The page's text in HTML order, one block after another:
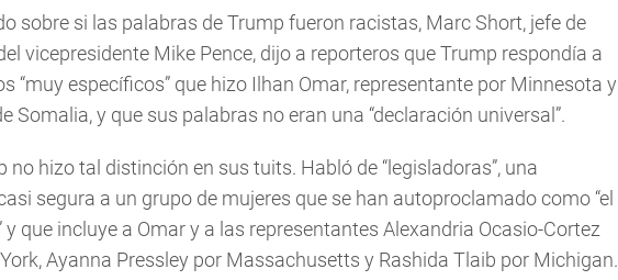
sobre si las palabras de Trump fueron racistas, Marc Short, jefe de
vicepresidente Mike Pence, dijo a reporteros que Trump respondía a
“muy específicos” que hizo Ilhan Omar, representante por Minnesota y
Somalia, y que sus palabras no eran una “declaración universal”.
no hizo tal distinción en sus tuits. Habló de “legisladoras”, una
segura a un grupo de mujeres que se han autoproclamado como “el
y que incluye a Omar y a las representantes Alexandria Ocasio-Cortez
Ayanna Pressley por Massachusetts y Rashida Tlaib por Michigan.